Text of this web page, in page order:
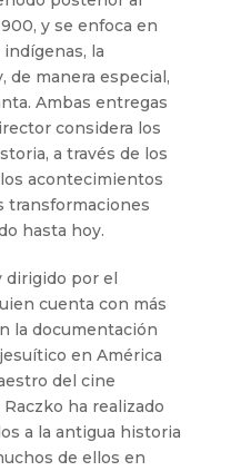
y se enfoca en
la
de manera especial,
Ambas entregas
considera los
a través de los
acontecimientos
transformaciones
hasta hoy.
dirigido por el
cuenta con más
la documentación
en América
del cine
ha realizado
a la antigua historia
de ellos en